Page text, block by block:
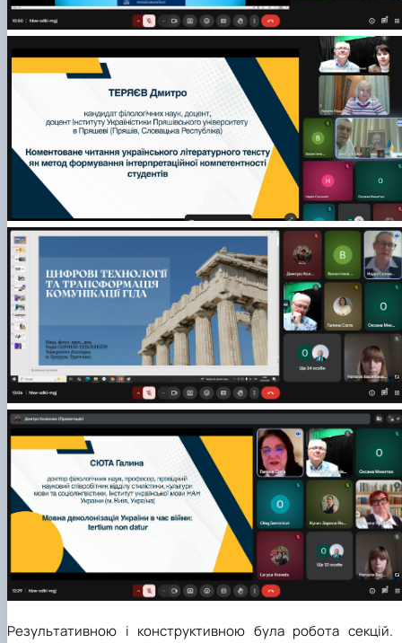
Результативною і конструктивною була робота секцій.